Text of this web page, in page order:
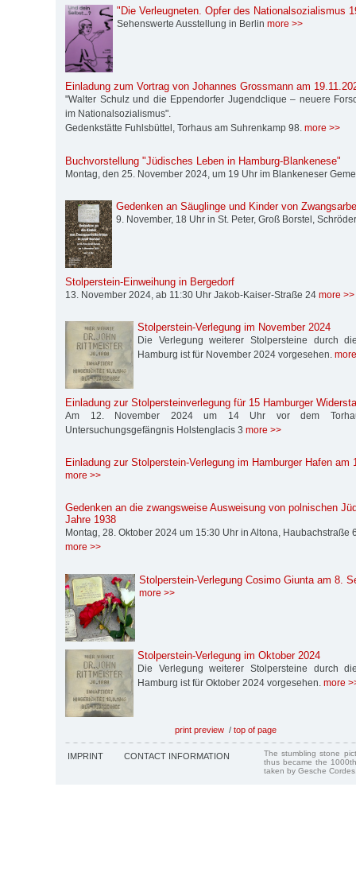
"Die Verleugneten. Opfer des Nationalsozialismus
Sehenswerte Ausstellung in Berlin more >>
Einladung zum Vortrag von Johannes Grossmann am
"Walter Schulz und die Eppendorfer Jugendclique – neuere
im Nationalsozialismus".
Gedenkstätte Fuhlsbüttel, Torhaus am Suhrenkamp 98. more >>
Buchvorstellung "Jüdisches Leben in Hamburg-Blankenese"
Montag, den 25. November 2024, um 19 Uhr im Blankeneser
Gedenken an Säuglinge und Kinder von
9. November, 18 Uhr in St. Peter, Groß Borstel,
Stolperstein-Einweihung in Bergedorf
13. November 2024, ab 11:30 Uhr Jakob-Kaiser-Straße 24 more >>
Stolperstein-Verlegung im November 2024
Die Verlegung weiterer Stolpersteine durch
Hamburg ist für November 2024 vorgesehen.
Einladung zur Stolpersteinverlegung für 15 Hamburger
Am 12. November 2024 um 14 Uhr vor dem
Untersuchungsgefängnis Holstenglacis 3 more >>
Einladung zur Stolperstein-Verlegung im Hamburger Hafen am
more >>
Gedenken an die zwangsweise Ausweisung von polnischen
Jahre 1938
Montag, 28. Oktober 2024 um 15:30 Uhr in Altona, Haubachstraße
more >>
Stolperstein-Verlegung Cosimo Giunta am 8.
more >>
Stolperstein-Verlegung im Oktober 2024
Die Verlegung weiterer Stolpersteine durch
Hamburg ist für Oktober 2024 vorgesehen. more
print preview / top of page
IMPRINT CONTACT INFORMATION
The stumbling stone
thus became the
taken by Gesche